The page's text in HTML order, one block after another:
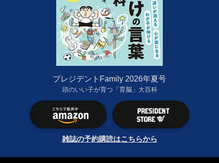
プレジデントFamily 2026年夏号
頭のいい子が育つ「育脳」大百科
雑誌の予約購読はこちらから